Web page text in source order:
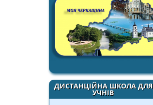
ДИСТАНЦІЙНА ШКОЛА ДЛЯ
УЧНІВ